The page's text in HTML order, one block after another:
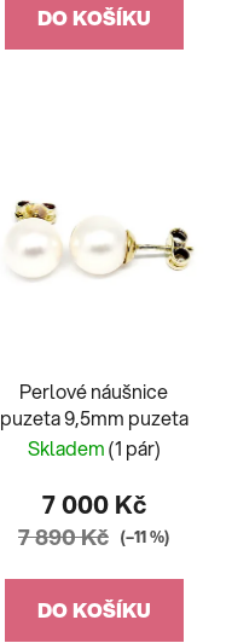
DO KOŠÍKU
Perlové náušnice
puzeta 9,5mm puzeta
Skladem(1 pár)
7 000 Kč
7 890 Kč (–11 %)
DO KOŠÍKU